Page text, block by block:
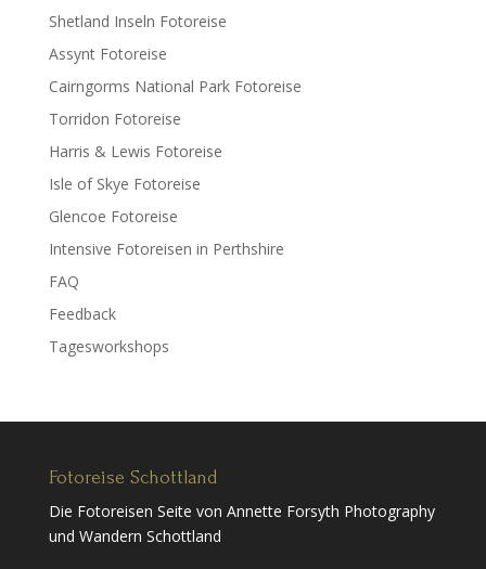
Shetland Inseln Fotoreise
Assynt Fotoreise
Cairngorms National Park Fotoreise
Torridon Fotoreise
Harris & Lewis Fotoreise
Isle of Skye Fotoreise
Glencoe Fotoreise
Intensive Fotoreisen in Perthshire
FAQ
Feedback
Tagesworkshops
Fotoreise Schottland
Die Fotoreisen Seite von Annette Forsyth Photography
und Wandern Schottland